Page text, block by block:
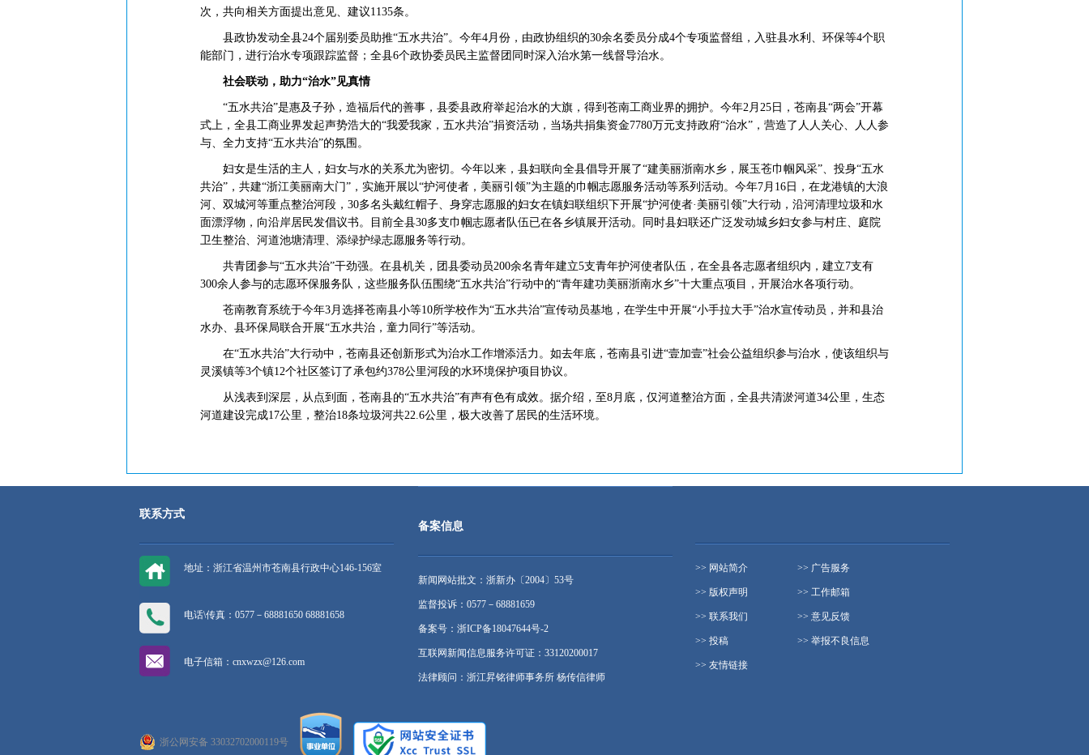
次，共向相关方面提出意见、建议1135条。
县政协发动全县24个届别委员助推“五水共治”。今年4月份，由政协组织的30余名委员分成4个专项监督组，入驻县水利、环保等4个职
能部门，进行治水专项跟踪监督；全县6个政协委员民主监督团同时深入治水第一线督导治水。
社会联动，助力“治水”见真情
“五水共治”是惠及子孙，造福后代的善事，县委县政府举起治水的大旗，得到苍南工商业界的拥护。今年2月25日，苍南县“两会”开幕
式上，全县工商业界发起声势浩大的“我爱我家，五水共治”捐资活动，当场共捐集资金7780万元支持政府“治水”，营造了人人关心、人人参
与、全力支持“五水共治”的氛围。
妇女是生活的主人，妇女与水的关系尤为密切。今年以来，县妇联向全县倡导开展了“建美丽浙南水乡，展玉苍巾帼风采”、投身“五水
共治”，共建“浙江美丽南大门”，实施开展以“护河使者，美丽引领”为主题的巾帼志愿服务活动等系列活动。今年7月16日，在龙港镇的大浪
河、双城河等重点整治河段，30多名头戴红帽子、身穿志愿服的妇女在镇妇联组织下开展“护河使者·美丽引领”大行动，沿河清理垃圾和水
面漂浮物，向沿岸居民发倡议书。目前全县30多支巾帼志愿者队伍已在各乡镇展开活动。同时县妇联还广泛发动城乡妇女参与村庄、庭院
卫生整治、河道池塘清理、添绿护绿志愿服务等行动。
共青团参与“五水共治”干劲强。在县机关，团县委动员200余名青年建立5支青年护河使者队伍，在全县各志愿者组织内，建立7支有
300余人参与的志愿环保服务队，这些服务队伍围绕“五水共治”行动中的“青年建功美丽浙南水乡”十大重点项目，开展治水各项行动。
苍南教育系统于今年3月选择苍南县小等10所学校作为“五水共治”宣传动员基地，在学生中开展“小手拉大手”治水宣传动员，并和县治
水办、县环保局联合开展“五水共治，童力同行”等活动。
在“五水共治”大行动中，苍南县还创新形式为治水工作增添活力。如去年底，苍南县引进“壹加壹”社会公益组织参与治水，使该组织与
灵溪镇等3个镇12个社区签订了承包约378公里河段的水环境保护项目协议。
从浅表到深层，从点到面，苍南县的“五水共治”有声有色有成效。据介绍，至8月底，仅河道整治方面，全县共清淤河道34公里，生态
河道建设完成17公里，整治18条垃圾河共22.6公里，极大改善了居民的生活环境。
联系方式
地址：浙江省温州市苍南县行政中心146-156室
电话\传真：0577－68881650 68881658
电子信箱：cnxwzx@126.com
备案信息
新闻网站批文：浙新办〔2004〕53号
监督投诉：0577－68881659
备案号：浙ICP备18047644号-2
互联网新闻信息服务许可证：33120200017
法律顾问：浙江昇铭律师事务所 杨传信律师
>> 网站简介 >> 广告服务
>> 版权声明 >> 工作邮箱
>> 联系我们 >> 意见反馈
>> 投稿 >> 举报不良信息
>> 友情链接
浙公网安备 33032702000119号